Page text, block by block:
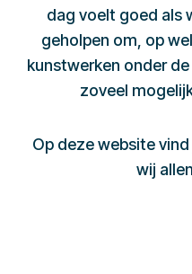
dag voelt goed als
geholpen om, op
kunstwerken onder
zoveel
Op deze website
wij